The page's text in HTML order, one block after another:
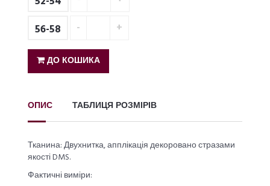
56-58
ДО КОШИКА
ОПИС ТАБЛИЦЯ РОЗМІРІВ
Тканина: Двухнитка, апплікація декоровано стразами
якості DMS.
Фактичні виміри: